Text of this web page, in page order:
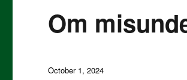
Om
Posted
October 1, 2024